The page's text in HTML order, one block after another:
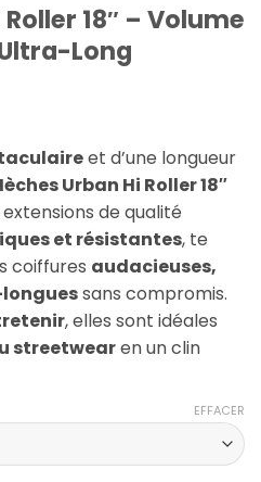
18″ – Volume
Long
et d’une longueur
Urban Hi Roller 18″
de qualité
et résistantes, te
coiffures audacieuses,
sans compromis.
, elles sont idéales
streetwearen un clin
EFFACER